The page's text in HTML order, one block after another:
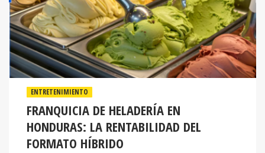
ENTRETENIMIENTO
FRANQUICIA DE HELADERÍA EN
HONDURAS: LA RENTABILIDAD DEL
FORMATO HÍBRIDO